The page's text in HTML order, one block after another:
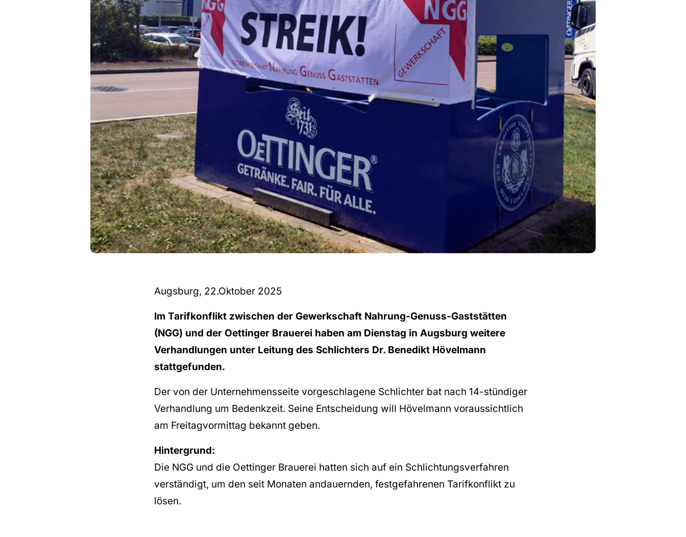
Augsburg, 22.Oktober 2025
Im Tarifkonflikt zwischen der Gewerkschaft Nahrung-Genuss-Gaststätten
(NGG) und der Oettinger Brauerei haben am Dienstag in Augsburg weitere
Verhandlungen unter Leitung des Schlichters Dr. Benedikt Hövelmann
stattgefunden.
Der von der Unternehmensseite vorgeschlagene Schlichter bat nach 14-stündiger
Verhandlung um Bedenkzeit. Seine Entscheidung will Hövelmann voraussichtlich
am Freitagvormittag bekannt geben.
Hintergrund:
Die NGG und die Oettinger Brauerei hatten sich auf ein Schlichtungsverfahren
verständigt, um den seit Monaten andauernden, festgefahrenen Tarifkonflikt zu
lösen.